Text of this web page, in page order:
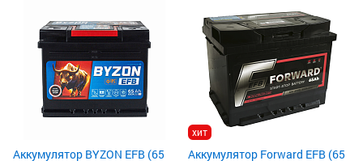
Аккумулятор BYZON EFB (65
хит
Аккумулятор Forward EFB (65